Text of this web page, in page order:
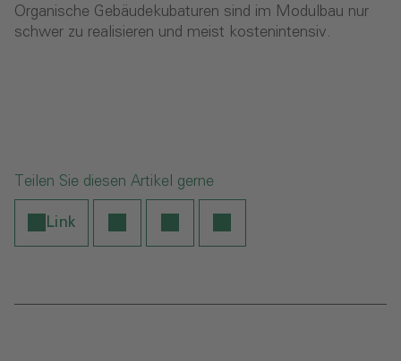
Organische Gebäudekubaturen sind im Modulbau nur
schwer zu realisieren und meist kostenintensiv.
Teilen Sie diesen Artikel gerne
Link